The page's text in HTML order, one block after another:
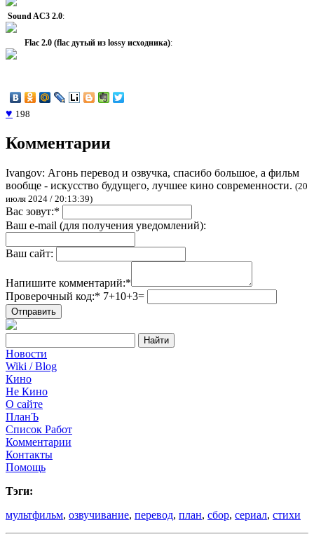
Sound AC3 2.0:
Flac 2.0 (flac дутый из lossy исходника):
♥ 198
Комментарии
Ivangov: Агонь перевод и озвучка, спасибо большое, а фильм
вообще - искусство будущего, лучшее кино современности. (20
июля 2024 / 20:13:39)
Вас зовут:*
Ваш e-mail (для получения уведомлений):
Ваш сайт:
Напишите комментарий:*
Проверочный код:* 7+10+3=
Новости
Wiki / Blog
Кино
Не Кино
О сайте
ПланЪ
Список Работ
Комментарии
Контакты
Помощь
Тэги:
мультфильм, озвучивание, перевод, план, сбор, сериал, стихи